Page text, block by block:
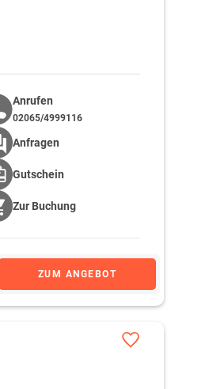
ZUM ANGEBOT
Anrufen
02065/4999116
Anfragen
Gutschein
Zur Buchung